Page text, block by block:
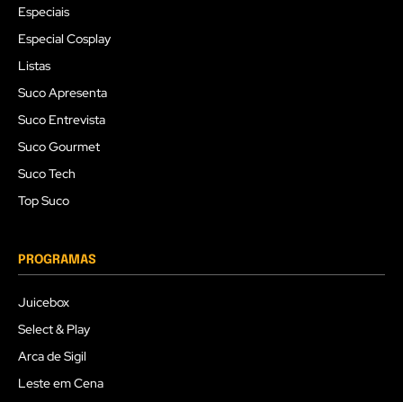
Especiais
Especial Cosplay
Listas
Suco Apresenta
Suco Entrevista
Suco Gourmet
Suco Tech
Top Suco
PROGRAMAS
Juicebox
Select & Play
Arca de Sigil
Leste em Cena